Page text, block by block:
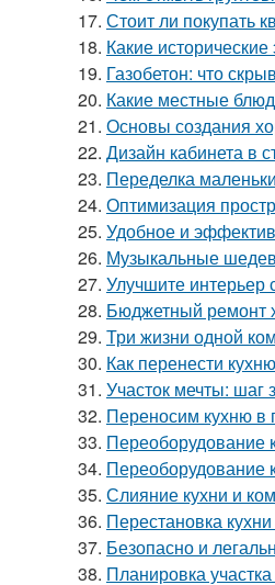
17. Стоит ли покупать
18. Какие
19. Газобетон: что
20. Какие местные
21. Основы создания
22. Дизайн кабинета в
23. Переделка
24. Оптимизация
25. Удобное и
26. Музыкальные
27. Улучшите интерьер
28. Бюджетный ремонт
29. Три жизни одной
30. Как перенести
31. Участок мечты:
32. Переносим кухню в
33. Переоборудование
34. Переоборудование
35. Слияние кухни и
36. Перестановка
37. Безопасно и
38. Планировка